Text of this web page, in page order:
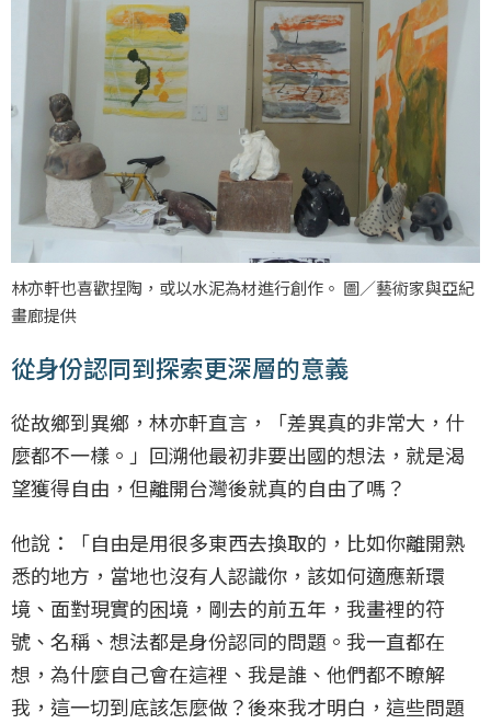
林亦軒也喜歡捏陶，或以水泥為材進行創作。 圖／藝術家與亞紀
畫廊提供
從身份認同到探索更深層的意義
從故鄉到異鄉，林亦軒直言，「差異真的非常大，什
麼都不一樣。」回溯他最初非要出國的想法，就是渴
望獲得自由，但離開台灣後就真的自由了嗎？
他說：「自由是用很多東西去換取的，比如你離開熟
悉的地方，當地也沒有人認識你，該如何適應新環
境、面對現實的困境，剛去的前五年，我畫裡的符
號、名稱、想法都是身份認同的問題。我一直都在
想，為什麼自己會在這裡、我是誰、他們都不瞭解
我，這一切到底該怎麼做？後來我才明白，這些問題